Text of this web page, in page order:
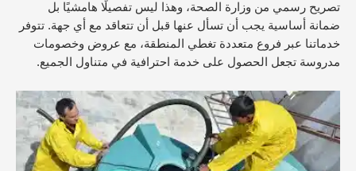
تصريح رسمي من وزارة الصحة، وهذا ليس تفصيلًا هامشيًا بل
ضمانة أساسية يجب أن تسأل عنها قبل أن تتعاقد مع أي جهة. تتوفر
خدماتنا عبر فروع متعددة تغطي المنطقة، مع عروض وخصومات
مدروسة تجعل الحصول على خدمة احترافية في متناول الجميع.